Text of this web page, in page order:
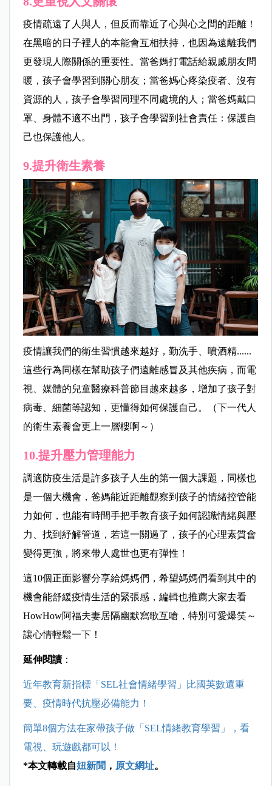
疫情疏遠了人與人，但反而靠近了心與心之間的距離！
在黑暗的日子裡人的本能會互相扶持，也因為遠離我們
更發現人際關係的重要性。當爸媽打電話給親戚朋友問
暖，孩子會學習到關心朋友；當爸媽心疼染疫者、沒有
資源的人，孩子會學習同理不同處境的人；當爸媽戴口
罩、身體不適不出門，孩子會學習到社會責任：保護自
己也保護他人。
9.提升衛生素養
疫情讓我們的衛生習慣越來越好，勤洗手、噴酒精......
這些行為同樣在幫助孩子們遠離感冒及其他疾病，而電
視、媒體的兒童醫療科普節目越來越多，增加了孩子對
病毒、細菌等認知，更懂得如何保護自己。（下一代人
的衛生素養會更上一層樓啊～）
10.提升壓力管理能力
調適防疫生活是許多孩子人生的第一個大課題，同樣也
是一個大機會，爸媽能近距離觀察到孩子的情緒控管能
力如何，也能有時間手把手教育孩子如何認識情緒與壓
力、找到紓解管道，若這一關過了，孩子的心理素質會
變得更強，將來帶人處世也更有彈性！
這10個正面影響分享給媽媽們，希望媽媽們看到其中的
機會能舒緩疫情生活的緊張感，編輯也推薦大家去看
HowHow阿福夫妻居隔幽默寫歌互嗆，特別可愛爆笑～
讓心情輕鬆一下！
延伸閱讀：
近年教育新指標「SEL社會情緒學習」比國英數還重
要、疫情時代抗壓必備能力！
簡單8個方法在家帶孩子做「SEL情緒教育學習」，看
電視、玩遊戲都可以！
*本文轉載自妞新聞 ， 原文網址。